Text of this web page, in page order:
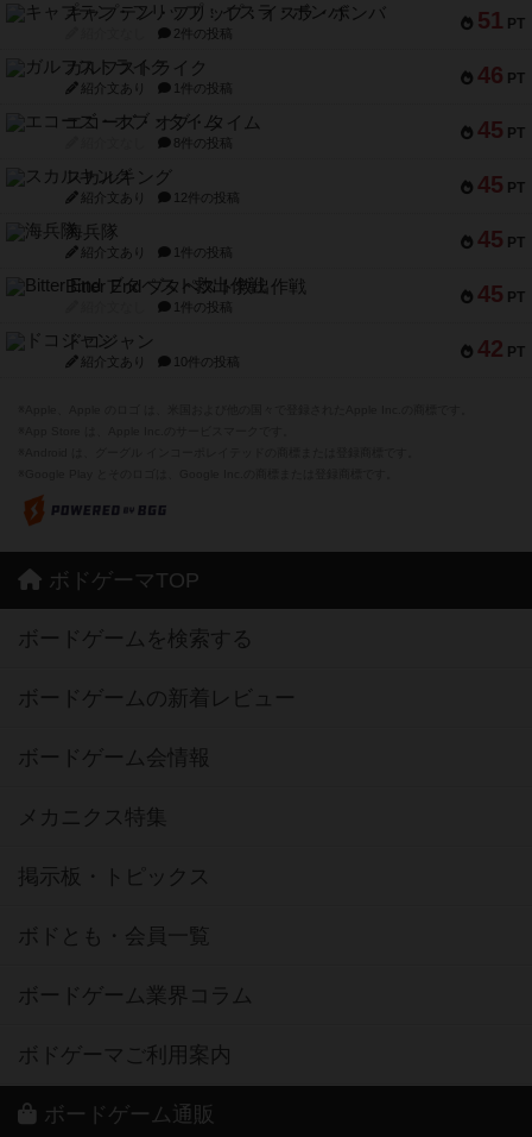
51 PT
キャプテン・フリップ：イスラ・ボンバ
2件の投稿
46 PT
ガルフストライク
紹介文あり 1件の投稿
45 PT
エコーズ・オブ・タイム
8件の投稿
45 PT
スカルキング
紹介文あり 12件の投稿
45 PT
海兵隊
紹介文あり 1件の投稿
45 PT
Bitter End ブタペスト救出作戦
1件の投稿
42 PT
ドコジャン
紹介文あり 10件の投稿
ボドゲーマTOP
ボードゲームを検索する
ボードゲームの新着レビュー
ボードゲーム会情報
メカニクス特集
掲示板・トピックス
ボドとも・会員一覧
ボードゲーム業界コラム
ボドゲーマご利用案内
ボードゲーム通販